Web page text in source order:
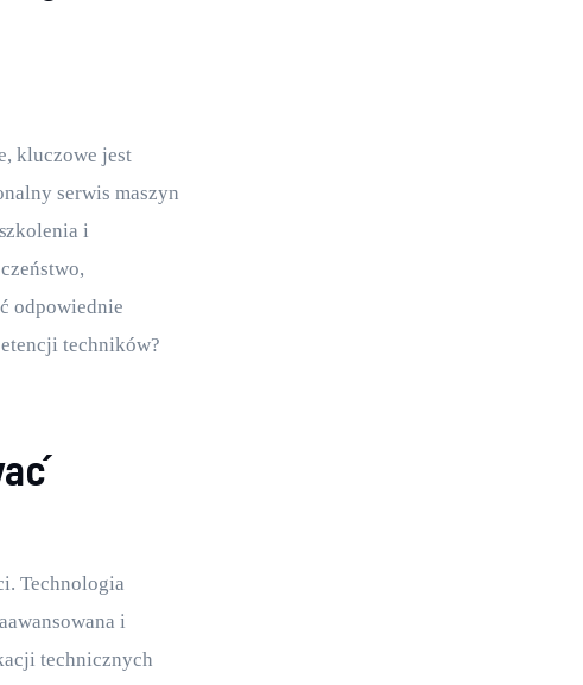
kluczowe jest
serwis maszyn
i
odpowiednie
techników?
Technologia
i
technicznych